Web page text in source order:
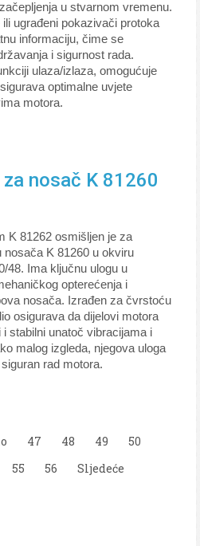
u stvarnom vremenu.
ugrađeni pokazivači protoka
informaciju, čime se
i sigurnost rada.
ulaza/izlaza, omogućuje
optimalne uvjete
motora.
nosač K 81260
K 81262 osmišljen je za
nosača K 81260 u okviru
48. Ima ključnu ulogu u
opterećenja i
nosača. Izrađen za čvrstoću
osigurava da dijelovi motora
stabilni unatoč vibracijama i
malog izgleda, njegova uloga
rad motora.
47 48 49
50
55 56
Sljedeće